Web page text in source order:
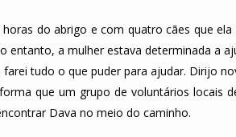
horas do abrigo e com quatro cães que
entanto, a mulher estava determinada a
farei tudo o que puder para ajudar. Dirijo
que um grupo de voluntários locais
Dava no meio do caminho.